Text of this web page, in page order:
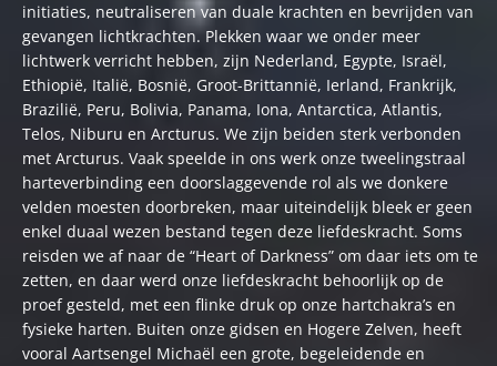
initiaties, neutraliseren van duale krachten en bevrijden van
gevangen lichtkrachten. Plekken waar we onder meer
lichtwerk verricht hebben, zijn Nederland, Egypte, Israël,
Ethiopië, Italië, Bosnië, Groot-Brittannië, Ierland, Frankrijk,
Brazilië, Peru, Bolivia, Panama, Iona, Antarctica, Atlantis,
Telos, Niburu en Arcturus. We zijn beiden sterk verbonden
met Arcturus. Vaak speelde in ons werk onze tweelingstraal
harteverbinding een doorslaggevende rol als we donkere
velden moesten doorbreken, maar uiteindelijk bleek er geen
enkel duaal wezen bestand tegen deze liefdeskracht. Soms
reisden we af naar de “Heart of Darkness” om daar iets om te
zetten, en daar werd onze liefdeskracht behoorlijk op de
proef gesteld, met een flinke druk op onze hartchakra’s en
fysieke harten. Buiten onze gidsen en Hogere Zelven, heeft
vooral Aartsengel Michaël een grote, begeleidende en